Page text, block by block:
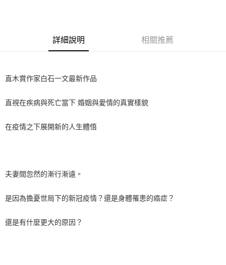
詳細說明 相關推薦
直木賞作家白石一文最新作品
直視在疾病與死亡當下 婚姻與愛情的真實樣貌
在疫情之下展開新的人生體悟
夫妻間忽然的漸行漸遠。
是因為擔憂世局下的新冠疫情？還是身體罹患的癌症？
還是有什麼更大的原因？